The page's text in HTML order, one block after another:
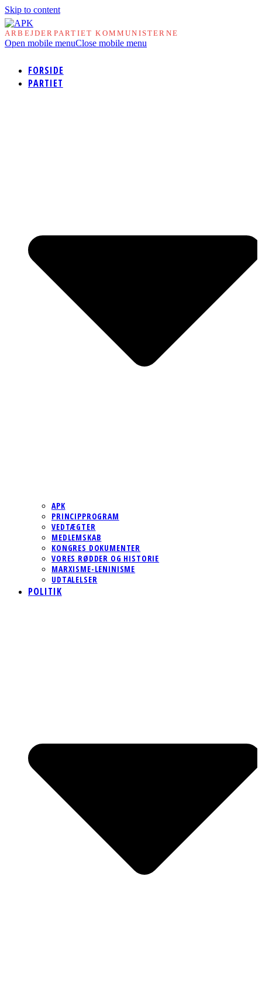
Skip to content
ARBEJDERPARTIET KOMMUNISTERNE
Open mobile menuClose mobile menu
FORSIDE
PARTIET
APK
PRINCIPPROGRAM
VEDTÆGTER
MEDLEMSKAB
KONGRES DOKUMENTER
VORES RØDDER OG HISTORIE
MARXISME-LENINISME
UDTALELSER
POLITIK